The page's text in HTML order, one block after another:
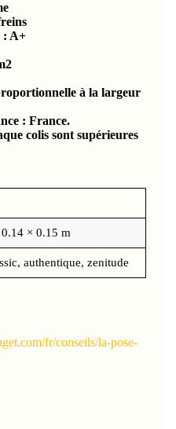
: A+
à la largeur
: France.
colis sont supérieures
× 0.15 m
authentique, zenitude
fr/conseils/la-pose-